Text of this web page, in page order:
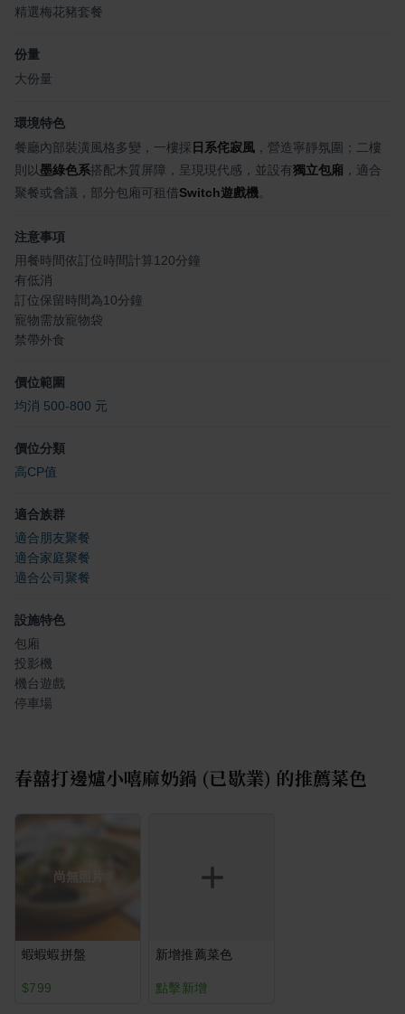
精選梅花豬套餐
份量
大份量
環境特色
餐廳內部裝潢風格多變，一樓採 日系侘寂風 ，營造寧靜氛圍；二樓
則以墨綠色系搭配木質屏障，呈現現代感，並設有獨立包廂 ，適合
聚餐或會議，部分包廂可租借Switch遊戲機
注意事項
用餐時間依訂位時間計算120分鐘
有低消
訂位保留時間為10分鐘
寵物需放寵物袋
禁帶外食
價位範圍
均消 500-800 元
價位分類
高CP值
適合族群
適合朋友聚餐
適合家庭聚餐
適合公司聚餐
設施特色
包廂
投影機
機台遊戲
停車場
春囍打邊爐小嘻麻奶鍋 (已歇業) 的推薦菜色
尚無照片
蝦蝦蝦拼盤
$799
新增推薦菜色
點擊新增